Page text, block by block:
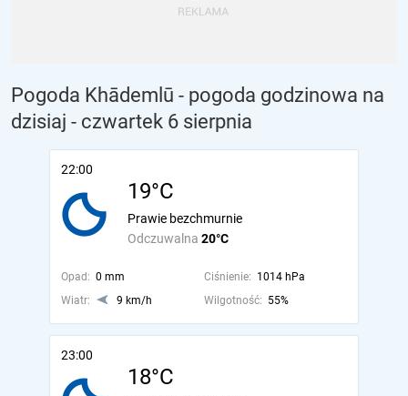
Pogoda Khādemlū - pogoda godzinowa na
dzisiaj - czwartek 6 sierpnia
22:00
19°C
Odczuwalna 20°C
Prawie bezchmurnie
Opad: 0 mm Ciśnienie: 1014 hPa
Wiatr:
9 km/h Wilgotność: 55%
23:00
18°C